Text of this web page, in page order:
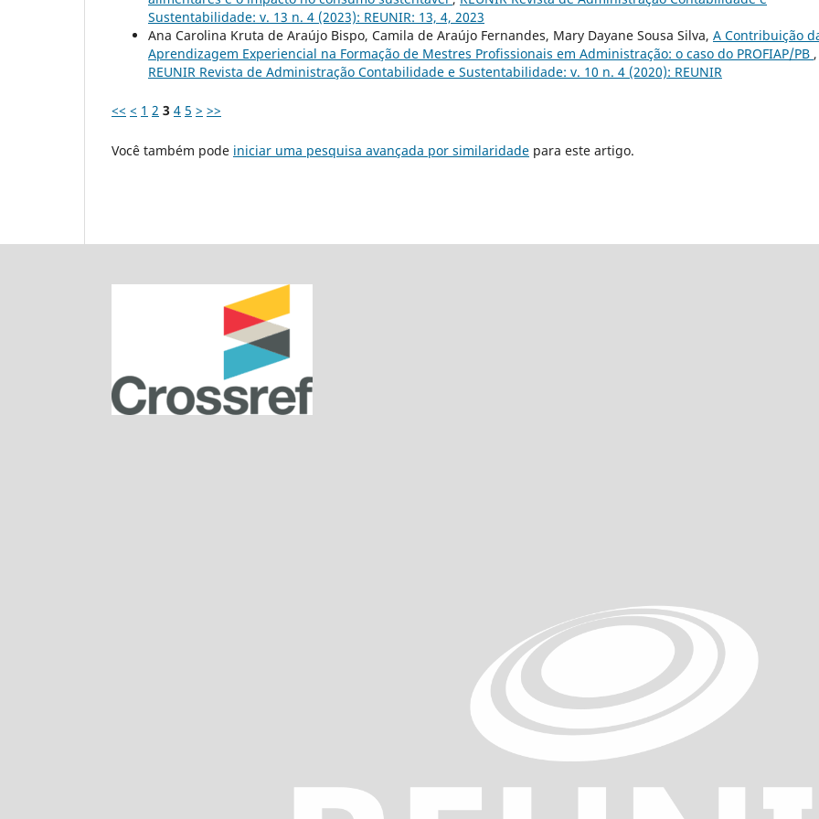
Sustentabilidade: v. 13 n. 4 (2023): REUNIR: 13, 4, 2023
Ana Carolina Kruta de Araújo Bispo, Camila de Araújo Fernandes, Mary Dayane Sousa Silva, A Contribuição
Aprendizagem Experiencial na Formação de Mestres Profissionais em Administração: o caso do PROFIAP/PB ,
REUNIR Revista de Administração Contabilidade e Sustentabilidade: v. 10 n. 4 (2020): REUNIR
<< < 1 2 3 4 5 > >>
Você também pode iniciar uma pesquisa avançada por similaridade para este artigo.